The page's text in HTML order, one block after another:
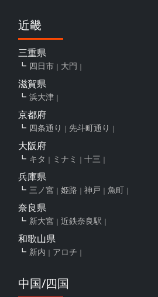
近畿
三重県
四日市 大門
滋賀県
浜大津
京都府
四条通り 先斗町通り
大阪府
キタ ミナミ 十三
兵庫県
三ノ宮 姫路 神戸 魚町
奈良県
新大宮 近鉄奈良駅
和歌山県
新内 アロチ
中国/四国